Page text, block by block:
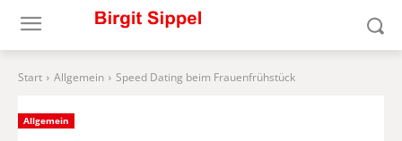
Start Allgemein Speed Dating beim Frauenfrühstück
Allgemein